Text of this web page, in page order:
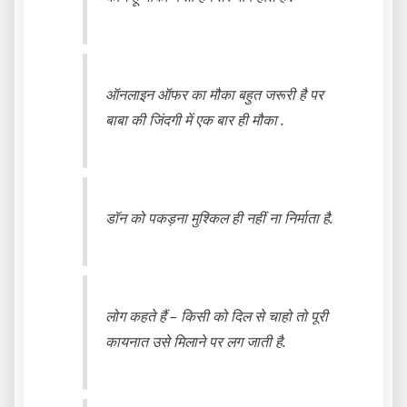
ऑनलाइन ऑफर का मौका बहुत जरूरी है पर
बाबा की जिंदगी में एक बार ही मौका .
डॉन को पकड़ना मुश्किल ही नहीं ना निर्माता है.
लोग कहते हैं – किसी को दिल से चाहो तो पूरी
कायनात उसे मिलाने पर लग जाती है.